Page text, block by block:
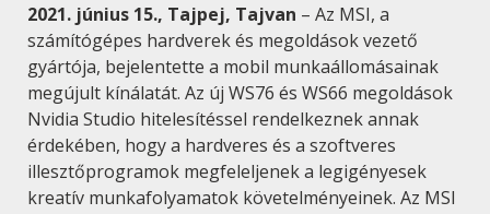
2021. június 15., Tajpej, Tajvan – Az MSI, a
számítógépes hardverek és megoldások vezető
gyártója, bejelentette a mobil munkaállomásainak
megújult kínálatát. Az új WS76 és WS66 megoldások
Nvidia Studio hitelesítéssel rendelkeznek annak
érdekében, hogy a hardveres és a szoftveres
illesztőprogramok megfeleljenek a legigényesek
kreatív munkafolyamatok követelményeinek. Az MSI